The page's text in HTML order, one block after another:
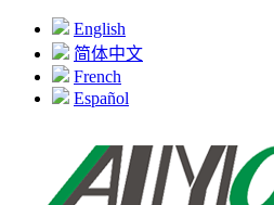
English
简体中文
French
Español